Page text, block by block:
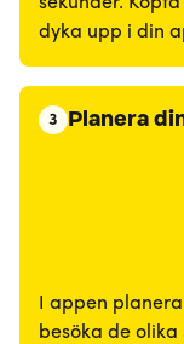
dyka upp i din
3 Planera
I appen
besöka de